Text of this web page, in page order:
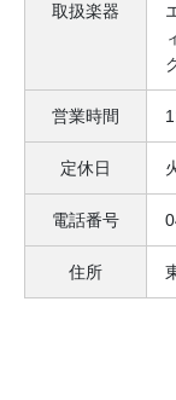
取扱楽器
営業時間
定休日
電話番号
住所